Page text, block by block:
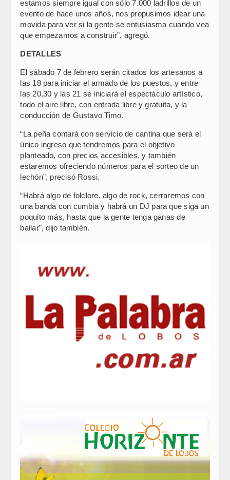
estamos siempre igual con sólo 7.000 ladrillos de un
evento de hace unos años, nos propusimos idear una
movida para ver si la gente se entusiasma cuando vea
que empezamos a construir”, agregó.
DETALLES
El sábado 7 de febrero serán citados los artesanos a
las 18 para iniciar el armado de los puestos, y entre
las 20,30 y las 21 se iniciará el espectáculo artístico,
todo el aire libre, con entrada libre y gratuita, y la
conducción de Gustavo Timo.
“La peña contará con servicio de cantina que será el
único ingreso que tendremos para el objetivo
planteado, con precios accesibles, y también
estaremos ofreciendo números para el sorteo de un
lechón”, precisó Rossi.
“Habrá algo de folclore, algo de rock, cerraremos con
una banda con cumbia y habrá un DJ para que siga un
poquito más, hasta que la gente tenga ganas de
bailar”, dijo también.